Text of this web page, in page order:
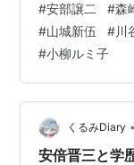
子 #柳葉敏郎 他
ル配信中
👮‍♂️FODhttps://
#安部譲二 #森
#山城新伍 #川
#小柳ルミ子
くるみDiary •
安倍晋三と学